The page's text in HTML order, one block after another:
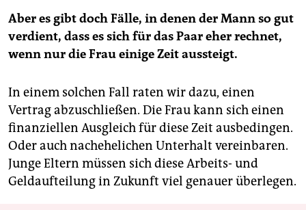
Aber es gibt doch Fälle, in denen der Mann so gut
verdient, dass es sich für das Paar eher rechnet,
wenn nur die Frau einige Zeit aussteigt.
In einem solchen Fall raten wir dazu, einen
Vertrag abzuschließen. Die Frau kann sich einen
finanziellen Ausgleich für diese Zeit ausbedingen.
Oder auch nachehelichen Unterhalt vereinbaren.
Junge Eltern müssen sich diese Arbeits- und
Geldaufteilung in Zukunft viel genauer überlegen.